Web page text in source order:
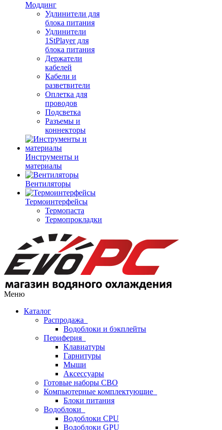
Моддинг
Удлинители для
блока питания
Удлинители
1StPlayer для
блока питания
Держатели
кабелей
Кабели и
разветвители
Оплетка для
проводов
Подсветка
Разъемы и
коннекторы
Инструменты и
материалы
Вентиляторы
Термоинтерфейсы
Термопаста
Термопрокладки
Меню
Каталог
Распродажа
Водоблоки и бэкплейты
Периферия
Клавиатуры
Гарнитуры
Мыши
Аксессуары
Готовые наборы СВО
Компьютерные комплектующие
Блоки питания
Водоблоки
Водоблоки CPU
Водоблоки GPU